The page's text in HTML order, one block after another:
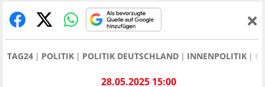
TAG24 POLITIK POLITIK DEUTSCHLAND INNENPOLITIK
28.05.2025 15:00